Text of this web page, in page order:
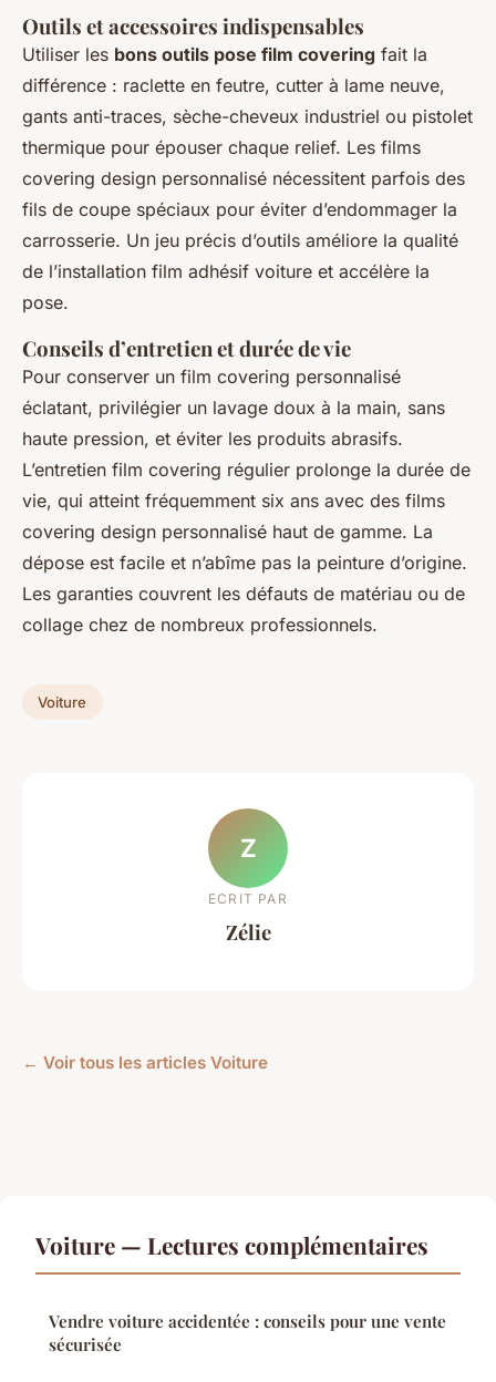
Outils et accessoires indispensables
Utiliser les bons outils pose film covering fait la
différence : raclette en feutre, cutter à lame neuve,
gants anti-traces, sèche-cheveux industriel ou pistolet
thermique pour épouser chaque relief. Les films
covering design personnalisé nécessitent parfois des
fils de coupe spéciaux pour éviter d’endommager la
carrosserie. Un jeu précis d’outils améliore la qualité
de l’installation film adhésif voiture et accélère la
pose.
Conseils d’entretien et durée de vie
Pour conserver un film covering personnalisé
éclatant, privilégier un lavage doux à la main, sans
haute pression, et éviter les produits abrasifs.
L’entretien film covering régulier prolonge la durée de
vie, qui atteint fréquemment six ans avec des films
covering design personnalisé haut de gamme. La
dépose est facile et n’abîme pas la peinture d’origine.
Les garanties couvrent les défauts de matériau ou de
collage chez de nombreux professionnels.
Voiture
Z
ECRIT PAR
Zélie
← Voir tous les articles Voiture
Voiture — Lectures complémentaires
Vendre voiture accidentée : conseils pour une vente
sécurisée